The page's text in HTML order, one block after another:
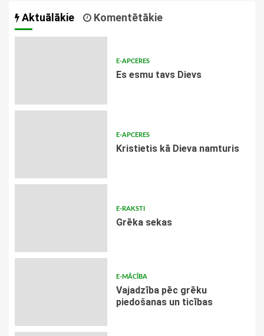
Aktuālākie Komentētākie
E-APCERES
Es esmu tavs Dievs
E-APCERES
Kristietis kā Dieva namturis
E-RAKSTI
Grēka sekas
E-MĀCĪBA
Vajadzība pēc grēku
piedošanas un ticības